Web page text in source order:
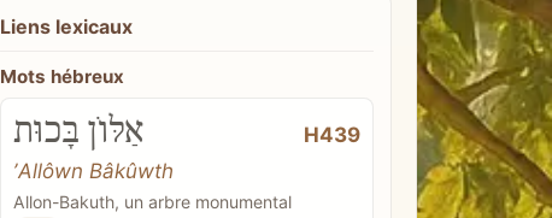
Liens lexicaux
Mots hébreux
אַלּוֹן בָּכוּת
H439
ʼAllôwn Bâkûwth
Allon-Bakuth, un arbre monumental